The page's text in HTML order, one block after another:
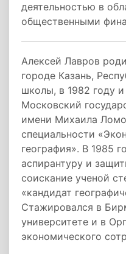
деятельностью в
общественными
Алексей Лавров
городе Казань,
школы, в 1982 году
Московский
имени Михаила
специальности
география». В 1985
аспирантуру и
соискание ученой
«кандидат
Стажировался в
университете и в
экономического